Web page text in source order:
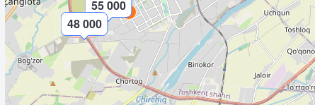
48 000
55 000 2